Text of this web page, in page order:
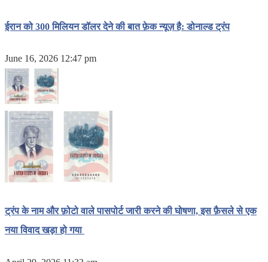
ईरान को 300 मिलियन डॉलर देने की बात फ़ेक न्यूज़ है: डोनाल्ड ट्रंप
June 16, 2026 12:47 pm
ट्रंप के नाम और फ़ोटो वाले पासपोर्ट जारी करने की घोषणा, इस फ़ैसले से एक
नया विवाद खड़ा हो गया